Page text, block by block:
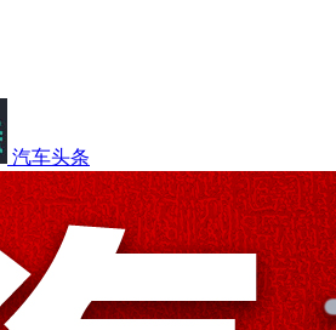
汽车头条